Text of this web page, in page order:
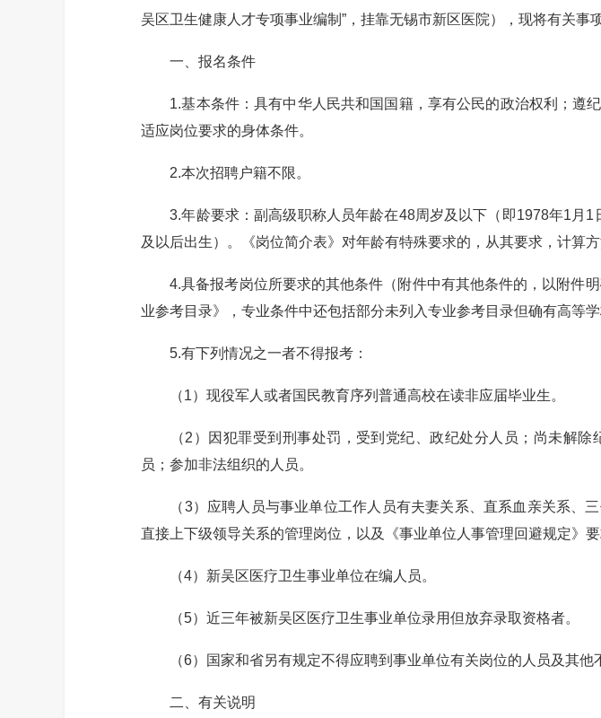
吴区卫生健康人才专项事业编制”，挂靠无锡市新区医院），现将有关事
一、报名条件
1.基本条件：具有中华人民共和国国籍，享有公民的政治权利；遵纪
适应岗位要求的身体条件。
2.本次招聘户籍不限。
3.年龄要求：副高级职称人员年龄在48周岁及以下（即1978年1月1
及以后出生）。《岗位简介表》对年龄有特殊要求的，从其要求，计算方
4.具备报考岗位所要求的其他条件（附件中有其他条件的，以附件
业参考目录》，专业条件中还包括部分未列入专业参考目录但确有高等
5.有下列情况之一者不得报考：
（1）现役军人或者国民教育序列普通高校在读非应届毕业生。
（2）因犯罪受到刑事处罚，受到党纪、政纪处分人员；尚未解除
员；参加非法组织的人员。
（3）应聘人员与事业单位工作人员有夫妻关系、直系血亲关系、
直接上下级领导关系的管理岗位，以及《事业单位人事管理回避规定》要
（4）新吴区医疗卫生事业单位在编人员。
（5）近三年被新吴区医疗卫生事业单位录用但放弃录取资格者。
（6）国家和省另有规定不得应聘到事业单位有关岗位的人员及其他
二、有关说明